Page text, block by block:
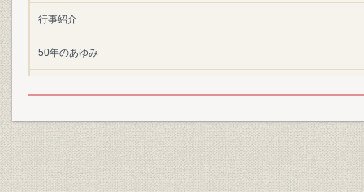
行事紹介
50年のあゆみ
創成期
成長期 その1
成長期 その2